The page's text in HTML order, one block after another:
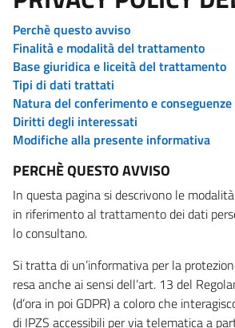
Perchè questo avviso
Finalità e modalità del trattamento
Base giuridica e liceità del trattamento
Tipi di dati trattati
Natura del conferimento e
Diritti degli interessati
Modifiche alla presente informativa
PERCHÈ QUESTO AVVISO
In questa pagina si descrivono le
in riferimento al trattamento dei dati
lo consultano.
Si tratta di un’informativa per la
resa anche ai sensi dell’art. 13 del
(d’ora in poi GDPR) a coloro che
di IPZS accessibili per via telematica a